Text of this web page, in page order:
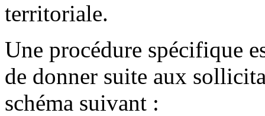
territoriale.
Une procédure spécifique
de donner suite aux
schéma suivant :